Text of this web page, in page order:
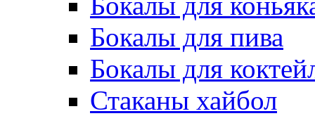
Бокалы для пива
Бокалы для
Стаканы хайбол